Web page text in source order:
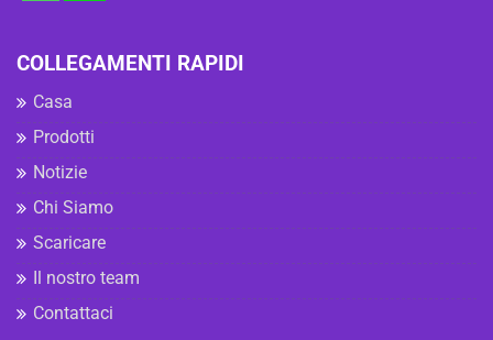
COLLEGAMENTI RAPIDI
Casa
Prodotti
Notizie
Chi Siamo
Scaricare
Il nostro team
Contattaci